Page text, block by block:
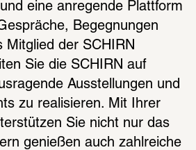
eine anregende Plattform
Begegnungen
Mitglied der SCHIRN
Sie die SCHIRN auf
Ausstellungen und
zu realisieren. Mit Ihrer
Sie nicht nur das
genießen auch zahlreiche